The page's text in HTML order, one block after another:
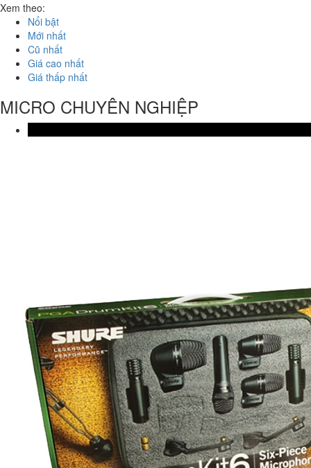
Xem theo:
Nổi bật
Mới nhất
Cũ nhất
Giá cao nhất
Giá thấp nhất
MICRO CHUYÊN NGHIỆP